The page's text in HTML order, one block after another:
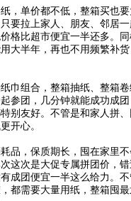
，单价都不低，整箱买也
要拉上家人、朋友、邻居
格比超市便宜一半还多。同
大半年，再也不用频繁补
巾组合，整箱抽纸、整箱
参团，几分钟就能成功成团
别友好。不管是和家人拼
开心。
品，保质期长，囤在家里不
这次是大促专属拼团价，
成团便宜一半这么给力。
都需要大量用纸，整箱囤最